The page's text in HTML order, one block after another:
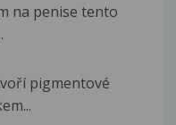
na penise tento
pigmentové